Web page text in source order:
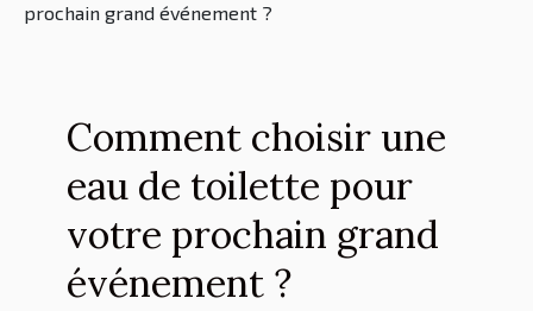
prochain grand événement ?
Comment choisir une
eau de toilette pour
votre prochain grand
événement ?